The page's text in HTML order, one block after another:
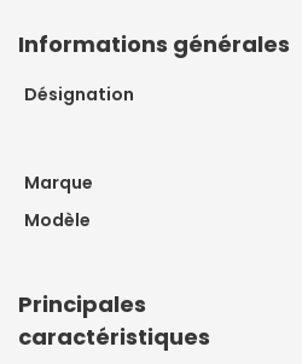
Informations générales
Désignation
Marque
Modèle
Principales
caractéristiques